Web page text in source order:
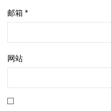
邮箱 *
网站